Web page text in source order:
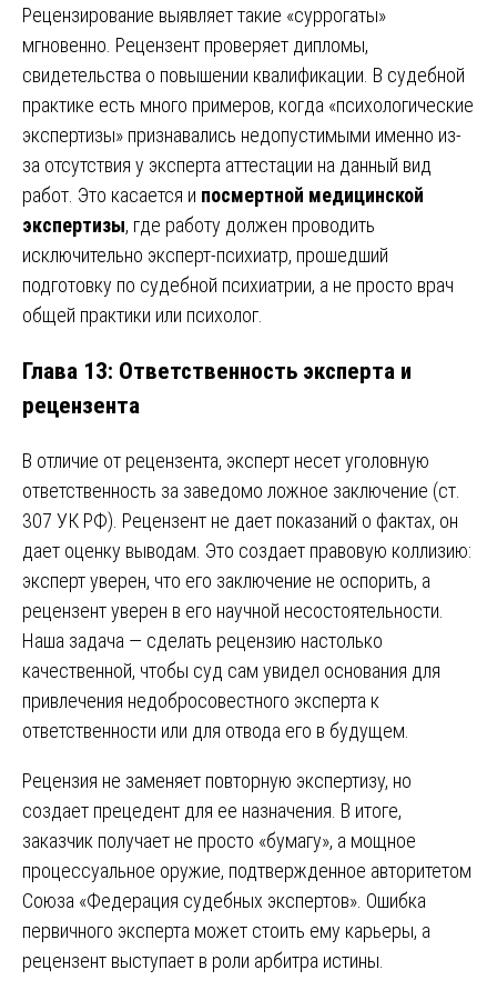
Рецензирование выявляет такие «суррогаты»
мгновенно. Рецензент проверяет дипломы,
свидетельства о повышении квалификации. В судебной
практике есть много примеров, когда «психологические
экспертизы» признавались недопустимыми именно из-
за отсутствия у эксперта аттестации на данный вид
работ. Это касается и посмертной медицинской
экспертизы, где работу должен проводить
исключительно эксперт-психиатр, прошедший
подготовку по судебной психиатрии, а не просто врач
общей практики или психолог.
Глава 13: Ответственность эксперта и
рецензента
В отличие от рецензента, эксперт несет уголовную
ответственность за заведомо ложное заключение (ст.
307 УК РФ). Рецензент не дает показаний о фактах, он
дает оценку выводам. Это создает правовую коллизию:
эксперт уверен, что его заключение не оспорить, а
рецензент уверен в его научной несостоятельности.
Наша задача — сделать рецензию настолько
качественной, чтобы суд сам увидел основания для
привлечения недобросовестного эксперта к
ответственности или для отвода его в будущем.
Рецензия не заменяет повторную экспертизу, но
создает прецедент для ее назначения. В итоге,
заказчик получает не просто «бумагу», а мощное
процессуальное оружие, подтвержденное авторитетом
Союза «Федерация судебных экспертов». Ошибка
первичного эксперта может стоить ему карьеры, а
рецензент выступает в роли арбитра истины.